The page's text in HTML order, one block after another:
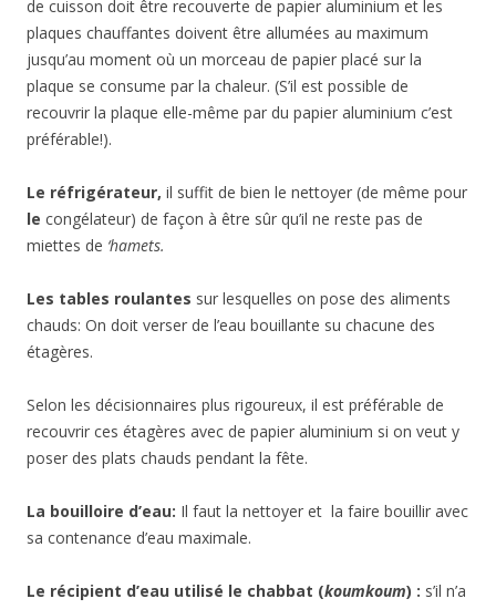
de cuisson doit être recouverte de papier aluminium et les
plaques chauffantes doivent être allumées au maximum
jusqu’au moment où un morceau de papier placé sur la
plaque se consume par la chaleur. (S’il est possible de
recouvrir la plaque elle-même par du papier aluminium c’est
préférable!).
Le réfrigérateur, il suffit de bien le nettoyer (de même pour
le congélateur) de façon à être sûr qu’il ne reste pas de
miettes de ‘hamets.
Les tables roulantes sur lesquelles on pose des aliments
chauds: On doit verser de l’eau bouillante su chacune des
étagères.
Selon les décisionnaires plus rigoureux, il est préférable de
recouvrir ces étagères avec de papier aluminium si on veut y
poser des plats chauds pendant la fête.
La bouilloire d’eau: Il faut la nettoyer et la faire bouillir avec
sa contenance d’eau maximale.
Le récipient d’eau utilisé le chabbat (koumkoum) : s’il n’a